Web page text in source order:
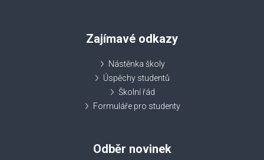
Zajímavé odkazy
Nástěnka školy
Úspěchy studentů
Školní řád
Formuláře pro studenty
Odběr novinek